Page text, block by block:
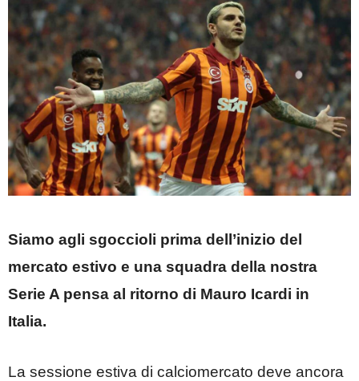
Siamo agli sgoccioli prima dell’inizio del
mercato estivo e una squadra della nostra
Serie A pensa al ritorno di Mauro Icardi in
Italia.
La sessione estiva di calciomercato deve ancora